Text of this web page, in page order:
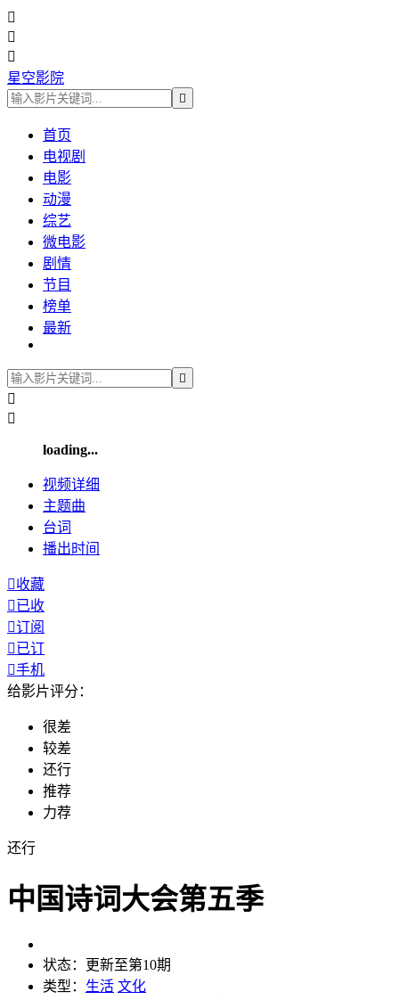



星空影院

首页
电视剧
电影
动漫
综艺
微电影
剧情
节目
榜单
最新



loading...
视频详细
主题曲
台词
播出时间
收藏
已收
订阅
已订
手机
给影片评分：
很差
较差
还行
推荐
力荐
还行
中国诗词大会第五季
状态：
更新至第10期
类型： 生活 文化